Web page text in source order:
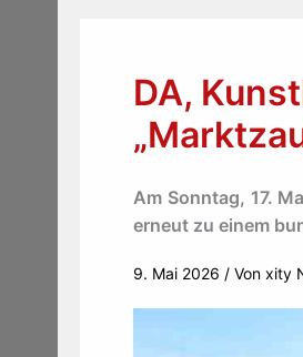
DA,
Am Sonntag, 17.
erneut zu einem
9. Mai 2026 / Von xity